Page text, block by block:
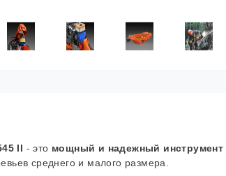
II - это мощный и надежный инструмент
среднего и малого размера.